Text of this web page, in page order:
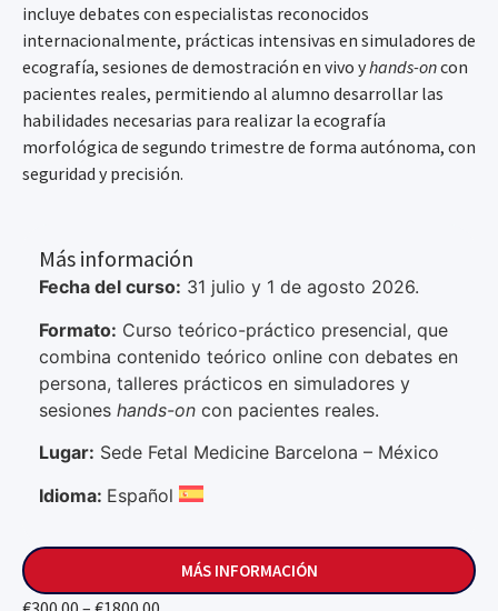
incluye debates con especialistas reconocidos
internacionalmente, prácticas intensivas en simuladores de
ecografía, sesiones de demostración en vivo yhands-oncon
pacientes reales, permitiendo al alumno desarrollar las
habilidades necesarias para realizar la ecografía
morfológica de segundo trimestre de forma autónoma, con
seguridad y precisión.
Más información
Fecha del curso: 31 julio y 1 de agosto 2026.
Formato: Curso teórico-práctico presencial, que
combina contenido teórico online con debates en
persona, talleres prácticos en simuladores y
sesiones hands-on con pacientes reales.
Lugar: Sede Fetal Medicine Barcelona – México
Idioma: Español
MÁS INFORMACIÓN